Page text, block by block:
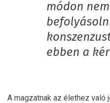
módon
ebben a
A magzatnak az élethez való